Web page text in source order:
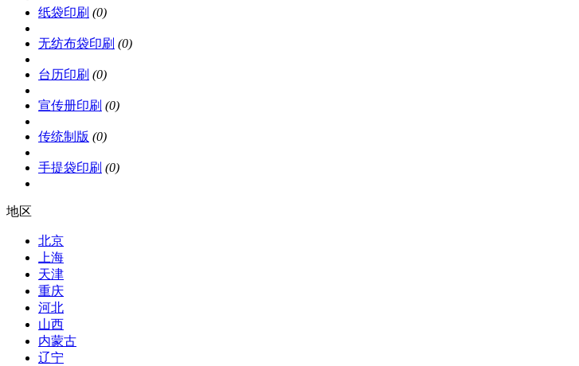
纸袋印刷 (0)
无纺布袋印刷 (0)
台历印刷 (0)
宣传册印刷 (0)
传统制版 (0)
手提袋印刷 (0)
地区
北京
上海
天津
重庆
河北
山西
内蒙古
辽宁